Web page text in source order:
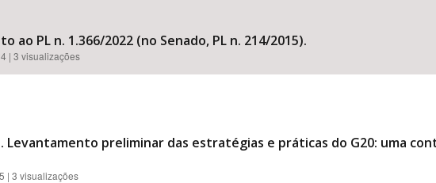
ao PL n. 1.366/2022 (no Senado, PL n. 214/2015).
| 3 visualizações
Levantamento preliminar das estratégias e práticas do G20: uma
| 3 visualizações